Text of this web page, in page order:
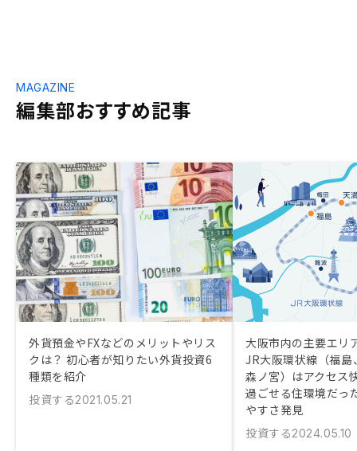
編集部おすすめ記事
MAGAZINE
外貨預金やFXなどのメリットやリス
クは？ 初心者が知りたい外貨投資6
種類を紹介
投資する2021.05.21
大阪市内の主要エリ
JR大阪環状線（福
森ノ宮）はアクセス
過ごせる住環境だっ
やすさ発見
投資する2024.05.10